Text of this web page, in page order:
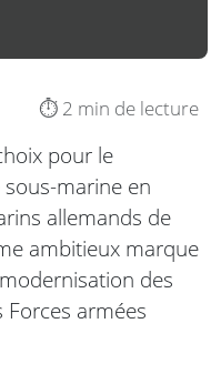
⏱️ 2 min de lecture
pour le
marine en
allemands de
ambitieux marque
des
armées